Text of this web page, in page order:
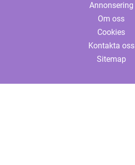
Annonsering
Om oss
Cookies
Kontakta oss
Sitemap